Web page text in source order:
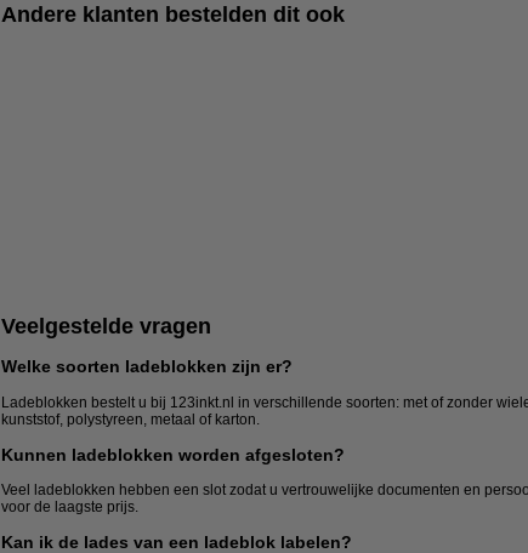
Andere klanten bestelden dit ook
123inkt papier Etiketten
Veelgestelde vragen
Welke soorten ladeblokken zijn er?
Ladeblokken bestelt u bij 123inkt.nl in verschillende soorten: met of zonder
kunststof, polystyreen, metaal of karton.
Kunnen ladeblokken worden afgesloten?
Veel ladeblokken hebben een slot zodat u vertrouwelijke documenten en
voor de laagste prijs.
Kan ik de lades van een ladeblok labelen?